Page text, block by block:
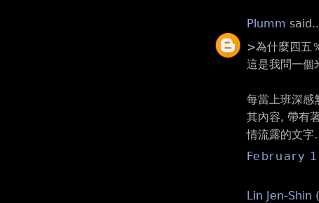
Plumm
>為什麼四五
這是我問一
每當上班深感
其內容, 帶有
情流露的文字
February
Lin Jen-Shin